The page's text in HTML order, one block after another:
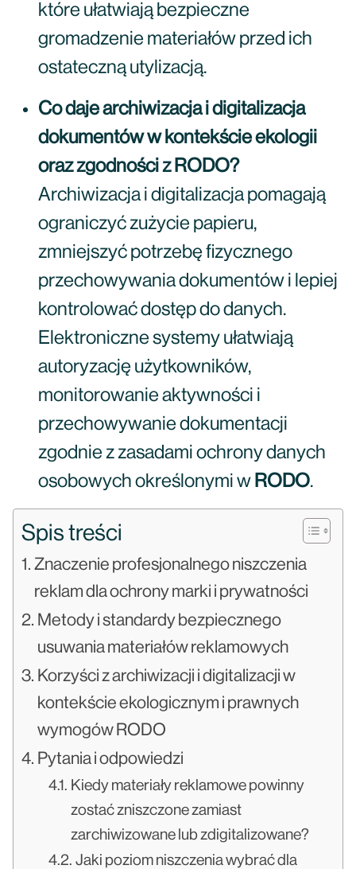
które ułatwiają bezpieczne
gromadzenie materiałów przed ich
ostateczną utylizacją.
Co daje archiwizacja i digitalizacja
dokumentów w kontekście ekologii
oraz zgodności z RODO?
Archiwizacja i digitalizacja pomagają
ograniczyć zużycie papieru,
zmniejszyć potrzebę fizycznego
przechowywania dokumentów i lepiej
kontrolować dostęp do danych.
Elektroniczne systemy ułatwiają
autoryzację użytkowników,
monitorowanie aktywności i
przechowywanie dokumentacji
zgodnie z zasadami ochrony danych
osobowych określonymi w RODO.
Spis treści
Znaczenie profesjonalnego niszczenia
reklam dla ochrony marki i prywatności
Metody i standardy bezpiecznego
usuwania materiałów reklamowych
Korzyści z archiwizacji i digitalizacji w
kontekście ekologicznym i prawnych
wymogów RODO
Pytania i odpowiedzi
Kiedy materiały reklamowe powinny
zostać zniszczone zamiast
zarchiwizowane lub zdigitalizowane?
Jaki poziom niszczenia wybrać dla